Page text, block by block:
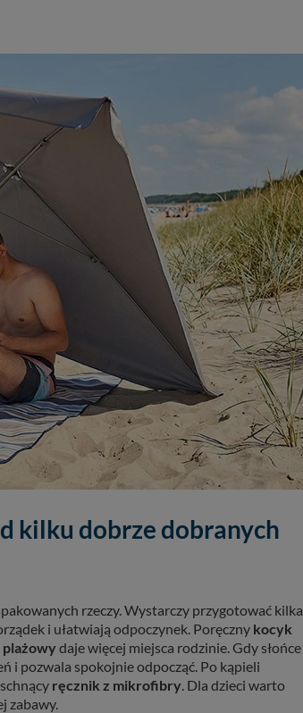
kilku dobrze dobranych
rzeczy. Wystarczy przygotować kilka
i ułatwiają odpoczynek. Poręczny kocyk
plażowy daje więcej miejsca rodzinie. Gdy słońce
i pozwala spokojnie odpocząć. Po kąpieli
ręcznik z mikrofibry. Dla dzieci warto
zabawy.